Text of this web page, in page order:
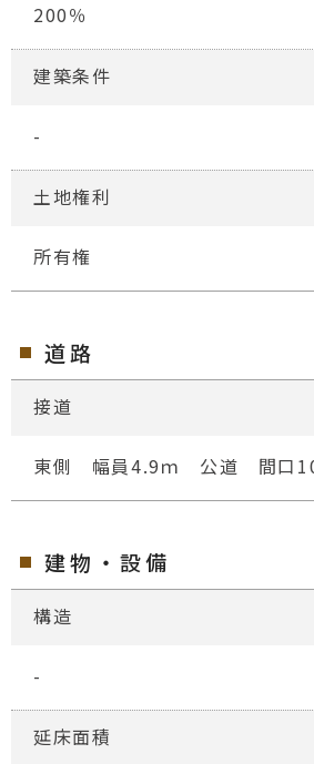
200％
建築条件
-
土地権利
所有権
道路
接道
東側 幅員4.9ｍ 公道 間口
建物・設備
構造
-
延床面積